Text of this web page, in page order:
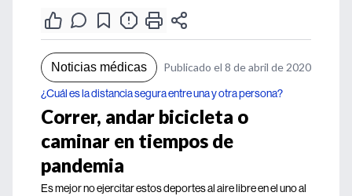
Noticias médicas Publicado el 8 de abril de 2020
¿Cuál es la distancia segura entre una y otra persona?
Correr, andar bicicleta o
caminar en tiempos de
pandemia
Es mejor no ejercitar estos deportes al aire libre en el uno al